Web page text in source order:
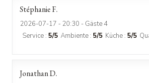
StéphanieF
2026-07-17 - 20:30 - Gäste 4
Service : 5/5 Ambiente : 5/5 Küche : 5/5
JonathanD